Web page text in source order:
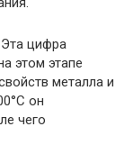
Эта цифра
этом этапе
металла и
он
чего